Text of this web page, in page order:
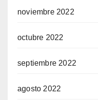
noviembre 2022
octubre 2022
septiembre 2022
agosto 2022